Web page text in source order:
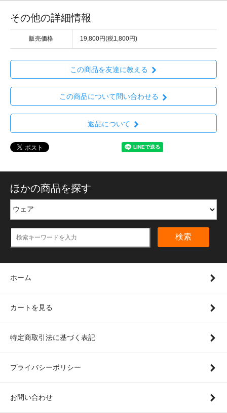
その他の詳細情報
販売価格 19,800円(税1,800円)
この商品を友達に教える
この商品について問い合わせる
返品について
ほかの商品を探す
検索
ホーム
カートを見る
特定商取引法に基づく表記
プライバシーポリシー
お問い合わせ